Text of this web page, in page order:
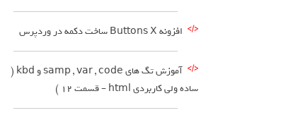
افزونه Buttons X ساخت دکمه در وردپرس
آموزش تگ های samp , var , code و kbd (
ساده ولی کاربردی html – قسمت 12 )